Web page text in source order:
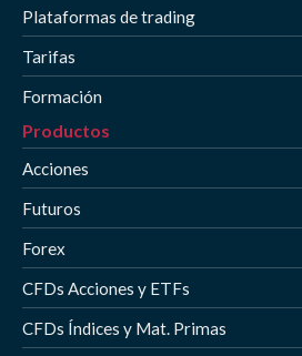
Plataformas de trading
Tarifas
Formación
Productos
Acciones
Futuros
Forex
CFDs Acciones y ETFs
CFDs Índices y Mat. Primas